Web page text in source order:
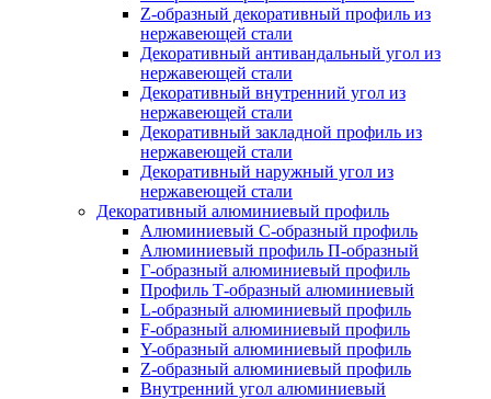
Z-образный декоративный профиль из
нержавеющей стали
Декоративный антивандальный угол из
нержавеющей стали
Декоративный внутренний угол из
нержавеющей стали
Декоративный закладной профиль из
нержавеющей стали
Декоративный наружный угол из
нержавеющей стали
Декоративный алюминиевый профиль
Алюминиевый С-образный профиль
Алюминиевый профиль П-образный
Г-образный алюминиевый профиль
Профиль Т-образный алюминиевый
L-образный алюминиевый профиль
F-образный алюминиевый профиль
Y-образный алюминиевый профиль
Z-образный алюминиевый профиль
Внутренний угол алюминиевый